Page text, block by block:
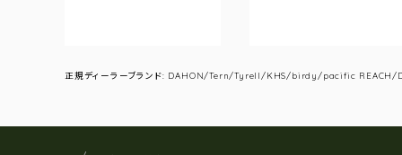
正規ディーラーブランド: DAHON/Tern/Tyrell/KHS/birdy/pacific